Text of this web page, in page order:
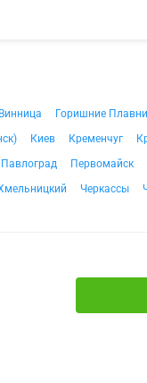
Винница Горишние
Киев Кременчуг
Павлоград Первомайск
Черкассы